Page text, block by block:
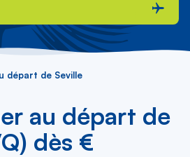
départ de Seville
au départ de
dès €